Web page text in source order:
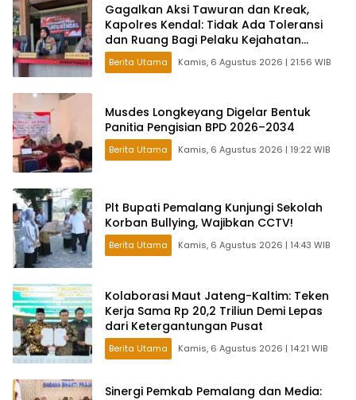
Gagalkan Aksi Tawuran dan Kreak,
Kapolres Kendal: Tidak Ada Toleransi
dan Ruang Bagi Pelaku Kejahatan
Jalanan
Berita Utama Kamis, 6 Agustus 2026 | 21:56 WIB
Musdes Longkeyang Digelar Bentuk
Panitia Pengisian BPD 2026–2034
Berita Utama Kamis, 6 Agustus 2026 | 19:22 WIB
Plt Bupati Pemalang Kunjungi Sekolah
Korban Bullying, Wajibkan CCTV!
Berita Utama Kamis, 6 Agustus 2026 | 14:43 WIB
Kolaborasi Maut Jateng-Kaltim: Teken
Kerja Sama Rp 20,2 Triliun Demi Lepas
dari Ketergantungan Pusat
Berita Utama Kamis, 6 Agustus 2026 | 14:21 WIB
Sinergi Pemkab Pemalang dan Media: